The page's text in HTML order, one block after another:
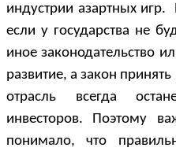
индустрии азартных
если у государства не
иное законодательство
развитие, а закон
отрасль всегда
инвесторов. Поэтому
понимало, что